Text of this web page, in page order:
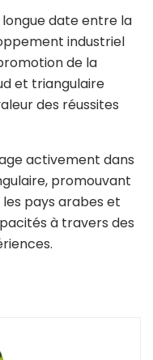
longue date entre la
industriel
de la
et triangulaire
des réussites
activement dans
promouvant
pays arabes et
à travers des